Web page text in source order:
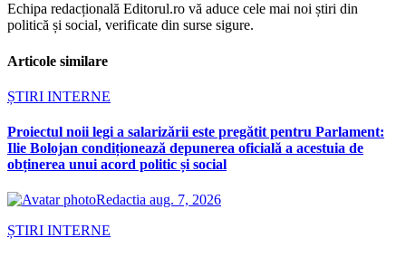
Echipa redacțională Editorul.ro vă aduce cele mai noi știri din
politică și social, verificate din surse sigure.
Articole similare
ȘTIRI INTERNE
Proiectul noii legi a salarizării este pregătit pentru Parlament:
Ilie Bolojan condiționează depunerea oficială a acestuia de
obținerea unui acord politic și social
Redactia aug. 7, 2026
ȘTIRI INTERNE